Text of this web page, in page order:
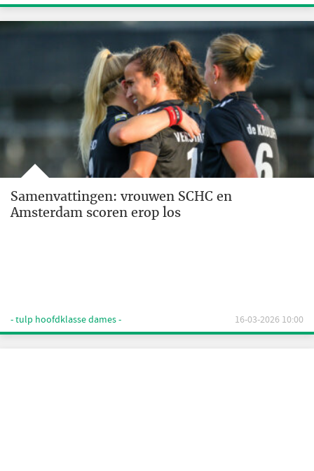
Samenvattingen: vrouwen SCHC en
Amsterdam scoren erop los
- tulp hoofdklasse dames - 16-03-2026 10:00